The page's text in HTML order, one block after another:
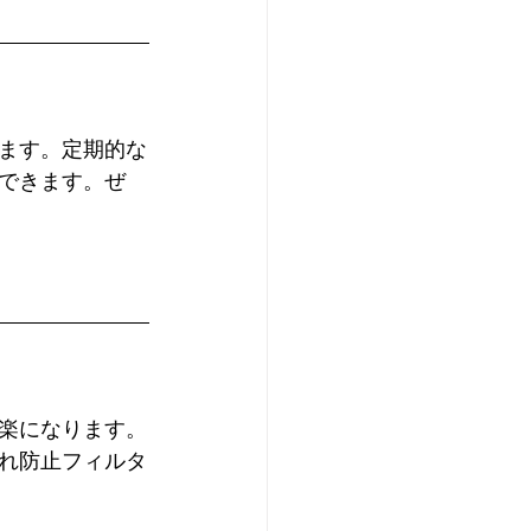
す。定期的な
きます。ぜ
になります。
防止フィルタ